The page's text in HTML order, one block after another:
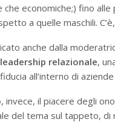
economiche;) fino
a quelle maschili.
anche dalla
leadership relazionale,
all’interno di
, invece, il piacere degli
del tema sul tappeto,